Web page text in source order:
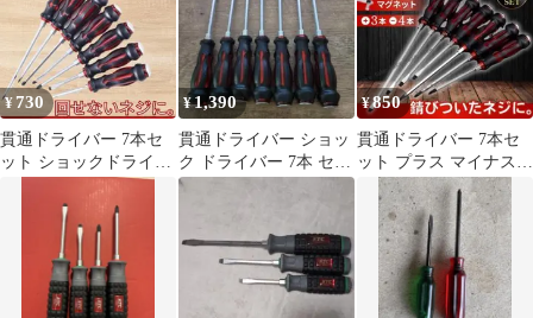
¥ 730
貫通ドライバー 7本セ
ット ショックドライバ
ー 打撃対応 スクリュー
¥1,390
貫通ドライバー ショッ
ク ドライバー 7本 セッ
ト プラス マイナス マ
¥850
貫通ドライバー 7本セ
ット プラス マイナス
ショック ドライバー ネ
ジ外し